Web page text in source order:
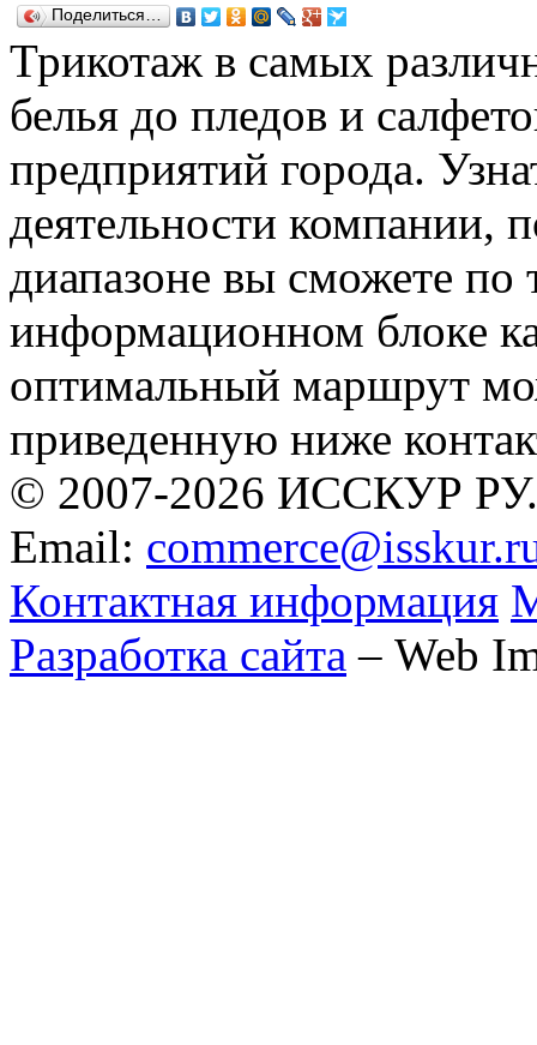
Поделиться…
Трикотаж в самых
белья до пледов и
предприятий города.
деятельности компании,
диапазоне вы сможете
информационном блоке
оптимальный маршрут
приведенную ниже
© 2007-2026 ИССКУР РУ.
Email:
Контактная информация
Разработка сайта – Web